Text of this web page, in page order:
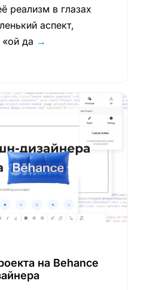
реализм в глазах
аспект,
да →
на Behance